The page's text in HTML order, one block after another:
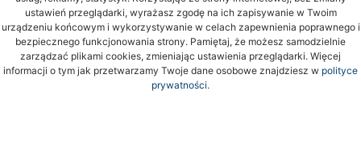
ustawień przeglądarki, wyrażasz zgodę na ich zapisywanie w Twoim
urządzeniu końcowym i wykorzystywanie w celach zapewnienia poprawnego i
bezpiecznego funkcjonowania strony. Pamiętaj, że możesz samodzielnie
zarządzać plikami cookies, zmieniając ustawienia przeglądarki. Więcej
informacji o tym jak przetwarzamy Twoje dane osobowe znajdziesz w polityce
prywatności.